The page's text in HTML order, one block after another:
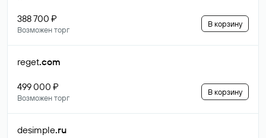
388 700 ₽
Возможен торг
В корзину
reget.com
499 000 ₽
Возможен торг
В корзину
desimple.ru